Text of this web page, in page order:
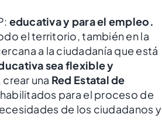
educativa y para el empleo.
el territorio, también en la
a la ciudadanía que está
sea flexible y
una Red Estatal de
para el proceso de
de los ciudadanos y